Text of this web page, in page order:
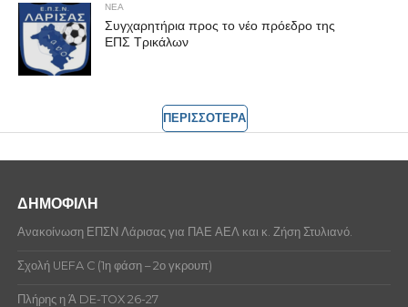
ΝΕΑ
Συγχαρητήρια προς το νέο πρόεδρο της
ΕΠΣ Τρικάλων
ΠΕΡΙΣΣΟΤΕΡΑ
ΔΗΜΟΦΙΛΗ
Ανακοίνωση ΕΠΣΝ Λάρισας για ΠΑΕ ΑΕΛ και κ. Ζήση Στυλιανό.
Σχολή UEFA C (1η φάση – 2ο γκρουπ)
Πλήρης η Ά DE-TOX 26-27